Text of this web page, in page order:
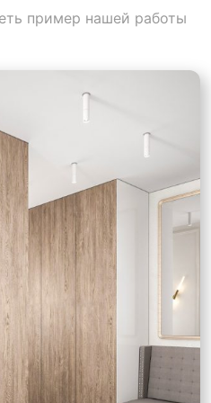
пример нашей работы